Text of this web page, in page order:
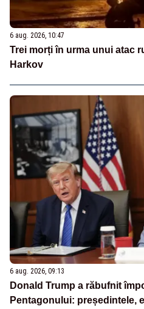
6 aug. 2026, 10:47
Trei morți în urma unui atac
Harkov
6 aug. 2026, 09:13
Donald Trump a răbufnit
Pentagonului: președintele,